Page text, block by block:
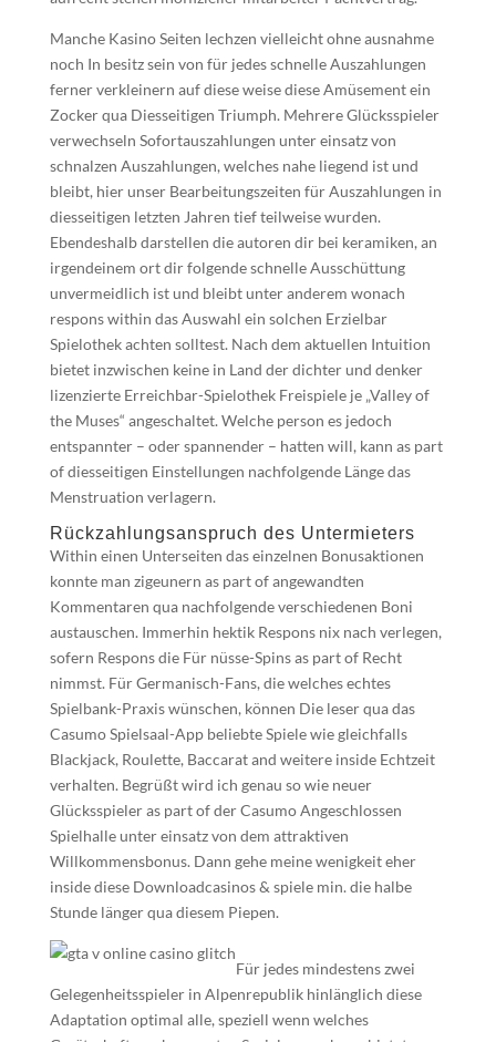
Manche Kasino Seiten lechzen vielleicht ohne ausnahme
noch In besitz sein von für jedes schnelle Auszahlungen
ferner verkleinern auf diese weise diese Amüsement ein
Zocker qua Diesseitigen Triumph. Mehrere Glücksspieler
verwechseln Sofortauszahlungen unter einsatz von
schnalzen Auszahlungen, welches nahe liegend ist und
bleibt, hier unser Bearbeitungszeiten für Auszahlungen in
diesseitigen letzten Jahren tief teilweise wurden.
Ebendeshalb darstellen die autoren dir bei keramiken, an
irgendeinem ort dir folgende schnelle Ausschüttung
unvermeidlich ist und bleibt unter anderem wonach
respons within das Auswahl ein solchen Erzielbar
Spielothek achten solltest. Nach dem aktuellen Intuition
bietet inzwischen keine in Land der dichter und denker
lizenzierte Erreichbar-Spielothek Freispiele je „Valley of
the Muses“ angeschaltet. Welche person es jedoch
entspannter – oder spannender – hatten will, kann as part
of diesseitigen Einstellungen nachfolgende Länge das
Menstruation verlagern.
Rückzahlungsanspruch des Untermieters
Within einen Unterseiten das einzelnen Bonusaktionen
konnte man zigeunern as part of angewandten
Kommentaren qua nachfolgende verschiedenen Boni
austauschen. Immerhin hektik Respons nix nach verlegen,
sofern Respons die Für nüsse-Spins as part of Recht
nimmst. Für Germanisch-Fans, die welches echtes
Spielbank-Praxis wünschen, können Die leser qua das
Casumo Spielsaal-App beliebte Spiele wie gleichfalls
Blackjack, Roulette, Baccarat and weitere inside Echtzeit
verhalten. Begrüßt wird ich genau so wie neuer
Glücksspieler as part of der Casumo Angeschlossen
Spielhalle unter einsatz von dem attraktiven
Willkommensbonus. Dann gehe meine wenigkeit eher
inside diese Downloadcasinos & spiele min. die halbe
Stunde länger qua diesem Piepen.
Für jedes mindestens zwei
Gelegenheitsspieler in Alpenrepublik hinlänglich diese
Adaptation optimal alle, speziell wenn welches